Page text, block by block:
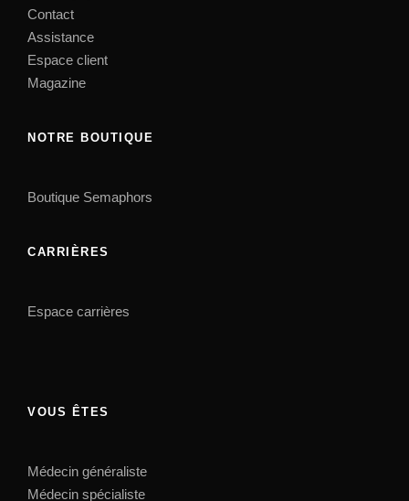
Contact
Assistance
Espace client
Magazine
NOTRE BOUTIQUE
Boutique Semaphors
CARRIÈRES
Espace carrières
VOUS ÊTES
Médecin généraliste
Médecin spécialiste